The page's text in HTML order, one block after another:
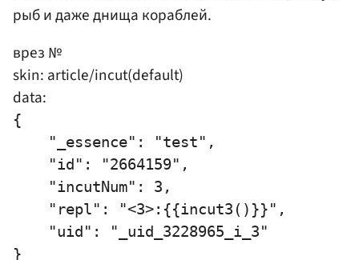
рыб и даже днища кораблей.
врез №
skin: article/incut(default)
data:
{
    "_essence": "test",
    "id": "2664159",
    "incutNum": 3,
    "repl": "<3>:{{incut3()}}",
    "uid": "_uid_3228965_i_3"